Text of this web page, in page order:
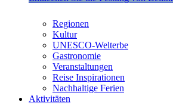
Regionen
Kultur
UNESCO-Welterbe
Gastronomie
Veranstaltungen
Reise Inspirationen
Nachhaltige Ferien
Aktivitäten